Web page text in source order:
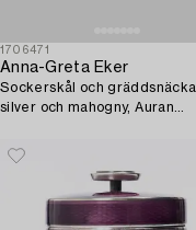
1706471
Anna-Greta Eker
Sockerskål och gräddsnäcka,
silver och mahogny, Auran